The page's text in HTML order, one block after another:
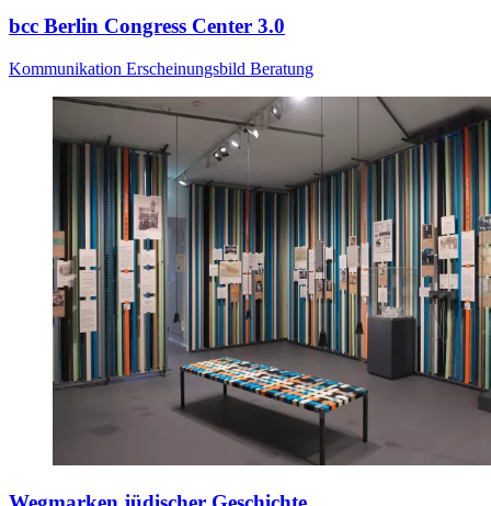
bcc Berlin Congress Center 3.0
Kommunikation Erscheinungsbild Beratung